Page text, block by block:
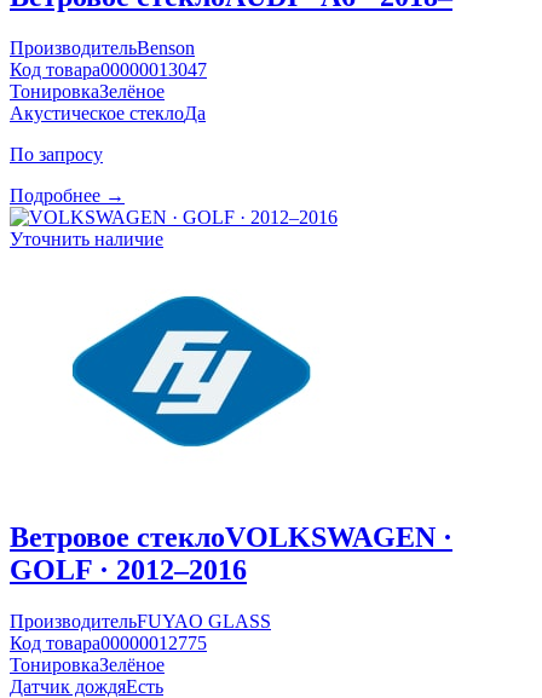
ПроизводительBenson
Код товара00000013047
ТонировкаЗелёное
Акустическое стеклоДа
По запросу
Подробнее →
Уточнить наличие
Ветровое стеклоVOLKSWAGEN ·
GOLF · 2012–2016
ПроизводительFUYAO GLASS
Код товара00000012775
ТонировкаЗелёное
Датчик дождяЕсть